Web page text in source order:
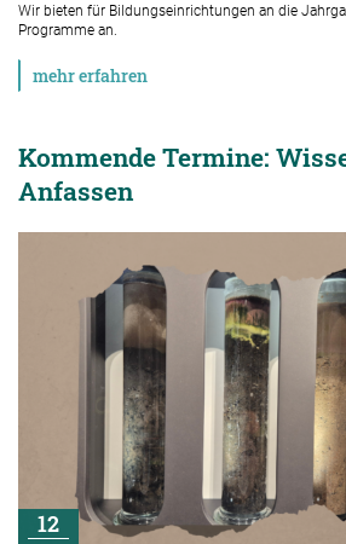
Wir bieten für Bildungseinrichtungen an die
Programme an.
mehr erfahren
Kommende Termine:
Anfassen
12